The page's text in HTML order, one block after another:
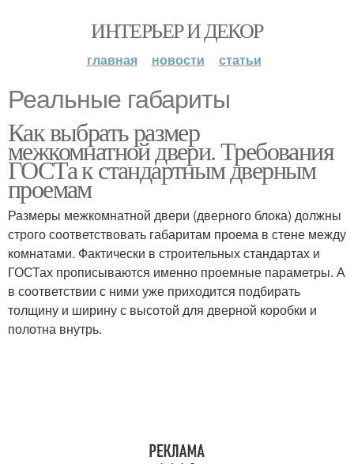
ИНТЕРЬЕР И ДЕКОР
главная новости статьи
Реальные габариты
Как выбрать размер
межкомнатной двери. Требования
ГОСТа к стандартным дверным
проемам
Размеры межкомнатной двери (дверного блока) должны
строго соответствовать габаритам проема в стене между
комнатами. Фактически в строительных стандартах и
ГОСТах прописываются именно проемные параметры. А
в соответствии с ними уже приходится подбирать
толщину и ширину с высотой для дверной коробки и
полотна внутрь.